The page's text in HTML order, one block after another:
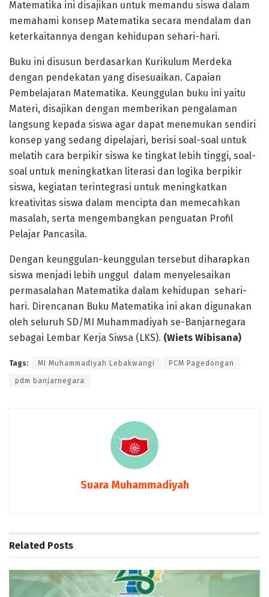
Matematika ini disajikan untuk memandu siswa dalam
memahami konsep Matematika secara mendalam dan
keterkaitannya dengan kehidupan sehari-hari.
Buku ini disusun berdasarkan Kurikulum Merdeka
dengan pendekatan yang disesuaikan. Capaian
Pembelajaran Matematika. Keunggulan buku ini yaitu
Materi, disajikan dengan memberikan pengalaman
langsung kepada siswa agar dapat menemukan sendiri
konsep yang sedang dipelajari, berisi soal-soal untuk
melatih cara berpikir siswa ke tingkat lebih tinggi, soal-
soal untuk meningkatkan literasi dan logika berpikir
siswa, kegiatan terintegrasi untuk meningkatkan
kreativitas siswa dalam mencipta dan memecahkan
masalah, serta mengembangkan penguatan Profil
Pelajar Pancasila.
Dengan keunggulan-keunggulan tersebut diharapkan
siswa menjadi lebih unggul dalam menyelesaikan
permasalahan Matematika dalam kehidupan sehari-
hari. Direncanan Buku Matematika ini akan digunakan
oleh seluruh SD/MI Muhammadiyah se-Banjarnegara
sebagai Lembar Kerja Siwsa (LKS). (Wiets Wibisana)
Tags: MI Muhammadiyah Lebakwangi PCM Pagedongan
pdm banjarnegara
Suara Muhammadiyah
Related Posts